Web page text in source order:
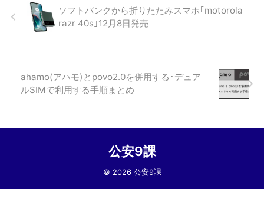
ソフトバンクから折りたたみスマホ｢motorola
razr 40s｣12月8日発売
ahamo(アハモ)とpovo2.0を併用する･デュア
ルSIMで利用する手順まとめ
公安9課
© 2026 公安9課